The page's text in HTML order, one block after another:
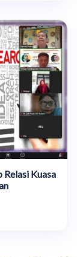
Kuasa